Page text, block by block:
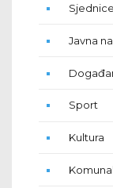
Javna
Sport
Kultura